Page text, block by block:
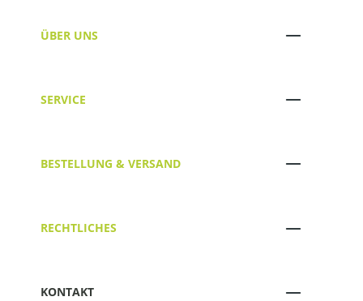
ÜBER UNS
SERVICE
BESTELLUNG & VERSAND
RECHTLICHES
KONTAKT